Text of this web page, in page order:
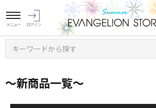
キーワードから探す
～新商品一覧～